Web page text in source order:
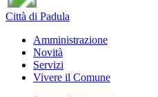
Città di Padula
Amministrazione
Novità
Servizi
Vivere il Comune